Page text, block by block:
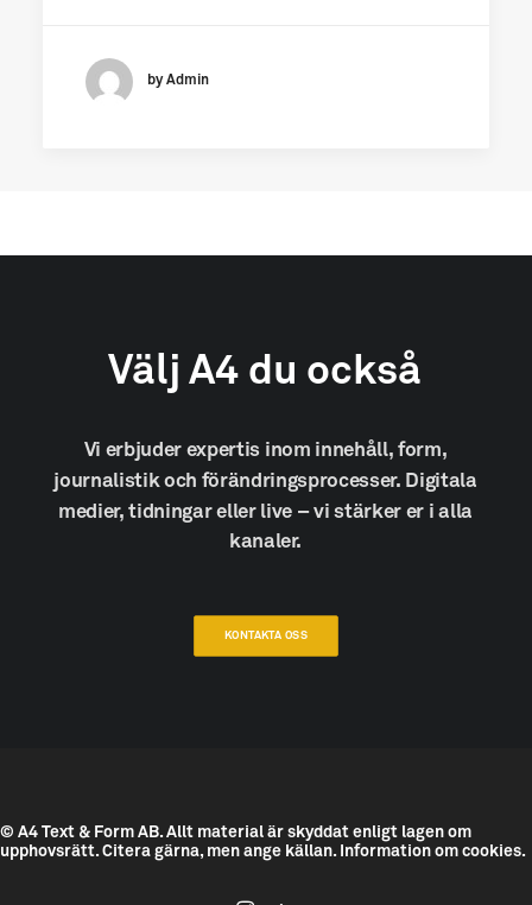
by Admin
Välj A4 du också
Vi erbjuder expertis inom innehåll, form,
journalistik och förändringsprocesser. Digitala
medier, tidningar eller live – vi stärker er i alla
kanaler.
KONTAKTA OSS
© A4 Text & Form AB. Allt material är skyddat enligt lagen om
upphovsrätt. Citera gärna, men ange källan. Information om cookies.